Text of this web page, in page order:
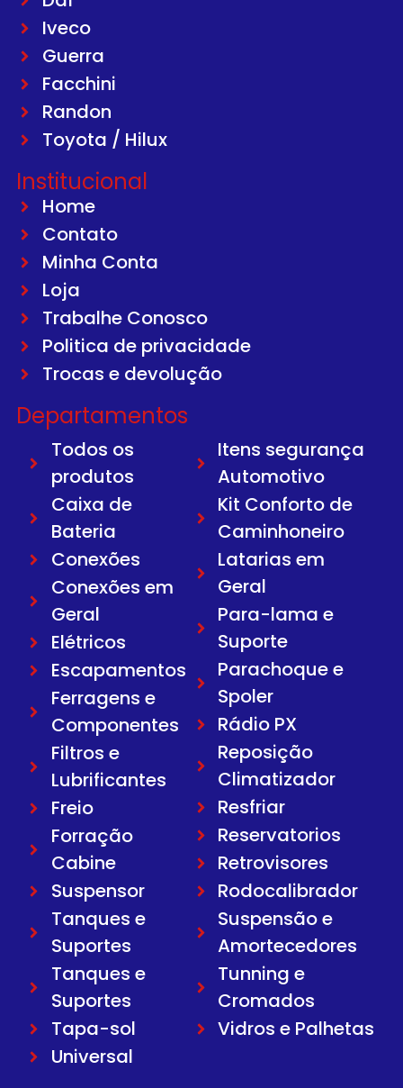
Iveco
Guerra
Facchini
Randon
Toyota / Hilux
Institucional
Home
Contato
Minha Conta
Loja
Trabalhe Conosco
Politica de privacidade
Trocas e devolução
Departamentos
Todos os
produtos
Caixa de
Bateria
Conexões
Conexões em
Geral
Elétricos
Escapamentos
Ferragens e
Componentes
Filtros e
Lubrificantes
Freio
Forração
Cabine
Suspensor
Tanques e
Suportes
Tanques e
Suportes
Tapa-sol
Universal
Itens segurança
Automotivo
Kit Conforto de
Caminhoneiro
Latarias em
Geral
Para-lama e
Suporte
Parachoque e
Spoler
Rádio PX
Reposição
Climatizador
Resfriar
Reservatorios
Retrovisores
Rodocalibrador
Suspensão e
Amortecedores
Tunning e
Cromados
Vidros e Palhetas